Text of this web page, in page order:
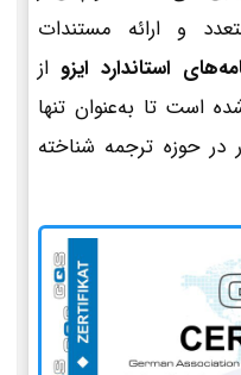
و ارائه مستندات
استاندارد ایزو از
است تا به‌عنوان تنها
در حوزه ترجمه شناخته